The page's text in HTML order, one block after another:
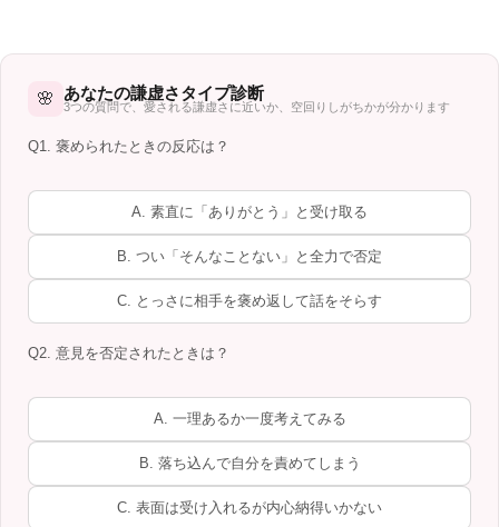
🌸 あなたの謙虚さタイプ診断
3つの質問で、愛される謙虚さに近いか、空回りしがちかが分かります
Q1. 褒められたときの反応は？
A. 素直に「ありがとう」と受け取る
B. つい「そんなことない」と全力で否定
C. とっさに相手を褒め返して話をそらす
Q2. 意見を否定されたときは？
A. 一理あるか一度考えてみる
B. 落ち込んで自分を責めてしまう
C. 表面は受け入れるが内心納得いかない